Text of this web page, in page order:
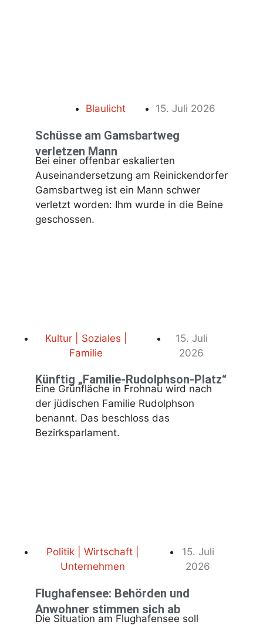
15. Juli 2026
Blaulicht
Schüsse am Gamsbartweg
verletzen Mann
Bei einer offenbar eskalierten
Auseinandersetzung am Reinickendorfer
Gamsbartweg ist ein Mann schwer
verletzt worden: Ihm wurde in die Beine
geschossen.
15. Juli
2026
Kultur | Soziales |
Familie
Künftig „Familie-Rudolphson-Platz“
Eine Grünfläche in Frohnau wird nach
der jüdischen Familie Rudolphson
benannt. Das beschloss das
Bezirksparlament.
15. Juli
2026
Politik | Wirtschaft |
Unternehmen
Flughafensee: Behörden und
Anwohner stimmen sich ab
Die Situation am Flughafensee soll